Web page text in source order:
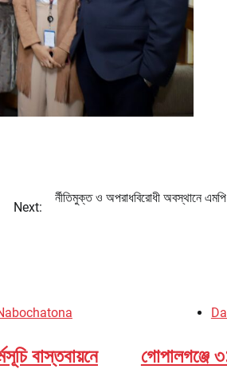
Next:
র্নীতিমুক্ত ও অপরাধবিরোধী অবস্থানে
বাস্তবায়নে
গোপালগঞ্জে